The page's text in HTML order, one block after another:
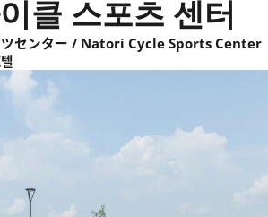
클 스포츠 센터
ツセンター / Natori Cycle Sports Center